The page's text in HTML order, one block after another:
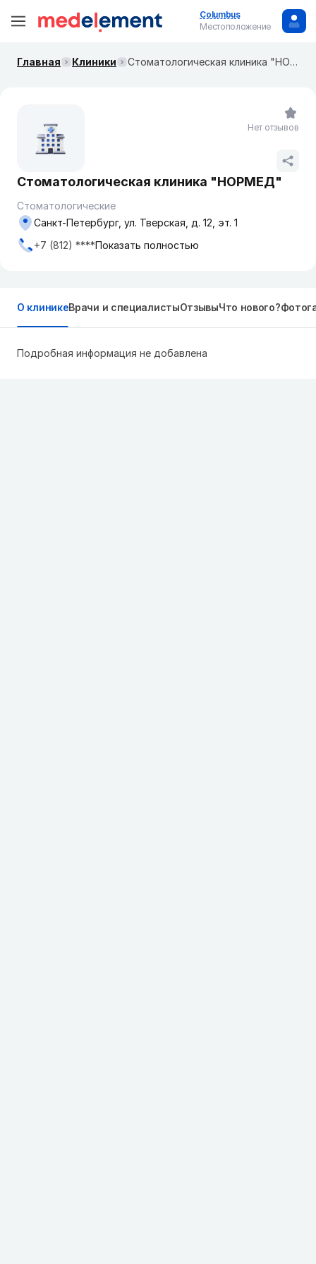
Columbus
Местоположение
Главная Клиники Стоматологическая клиника "НОРМЕД"
Стоматологическая клиника "НОРМЕД"
Стоматологические
Санкт-Петербург, ул. Тверская, д. 12, эт. 1
+7 (812) ****Показать полностью
Нет отзывов
О клиникеВрачи и специалистыОтзывыЧто нового?
Подробная информация не добавлена